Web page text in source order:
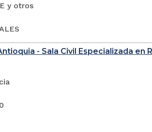
y otros
- Sala Civil Especializada en